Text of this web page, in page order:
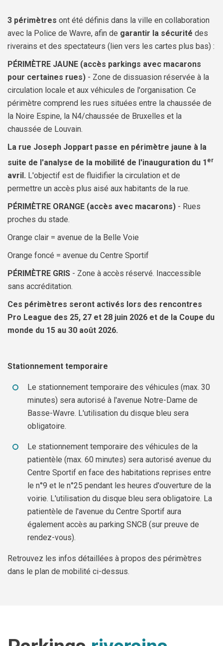
3 périmètres ont été définis dans la ville en collaboration
avec la Police de Wavre, afin de garantir la sécurité des
riverains et des spectateurs (lien vers les cartes plus bas) :
PÉRIMÈTRE JAUNE (accès parkings avec macarons
pour certaines rues) - Zone de dissuasion réservée à la
circulation locale et aux véhicules de l'organisation. Ce
périmètre comprend les rues situées entre la chaussée de
la Noire Espine, la N4/chaussée de Bruxelles et la
chaussée de Louvain.
La rue Joseph Joppart passe en périmètre jaune à la
suite de l'analyse de la mobilité de l'inauguration du 1 er
avril. L'objectif est de fluidifier la circulation et de
permettre un accès plus aisé aux habitants de la rue.
PÉRIMÈTRE ORANGE (accès avec macarons) - Rues
proches du stade.
Orange clair = avenue de la Belle Voie
Orange foncé = avenue du Centre Sportif
PÉRIMÈTRE GRIS - Zone à accès réservé. Inaccessible
sans accréditation.
Ces périmètres seront activés lors des rencontres
Pro League des 25, 27 et 28 juin 2026 et de la Coupe du
monde du 15 au 30 août 2026.
Stationnement temporaire
Le stationnement temporaire des véhicules (max. 30
minutes) sera autorisé à l'avenue Notre-Dame de
Basse-Wavre. L'utilisation du disque bleu sera
obligatoire.
Le stationnement temporaire des véhicules de la
patientèle (max. 60 minutes) sera autorisé avenue du
Centre Sportif en face des habitations reprises entre
le n°9 et le n°25 pendant les heures d'ouverture de la
voirie. L'utilisation du disque bleu sera obligatoire. La
patientèle de l'avenue du Centre Sportif aura
également accès au parking SNCB (sur preuve de
rendez-vous).
Retrouvez les infos détaillées à propos des périmètres
dans le plan de mobilité ci-dessus.